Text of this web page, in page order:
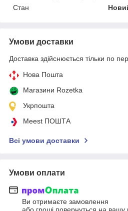
Стан
Умови доставки
Доставка здійснюється тільки по
Нова Пошта
Магазини Rozetka
Укрпошта
Meest ПОШТА
Всі умови доставки
Умови оплати
Ви отримаєте замовлення